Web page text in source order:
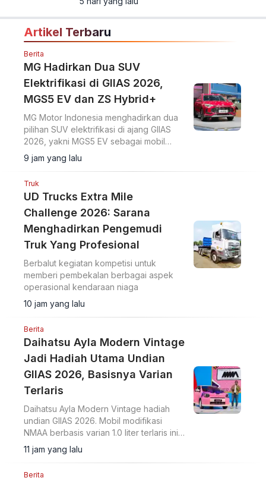
Artikel Terbaru
Berita
MG Hadirkan Dua SUV
Elektrifikasi di GIIAS 2026,
MGS5 EV dan ZS Hybrid+
MG Motor Indonesia menghadirkan dua
pilihan SUV elektrifikasi di ajang GIIAS
2026, yakni MGS5 EV sebagai mobil
listrik murni dan MG ZS Hybrid+ yang
mengusung teknologi full hybrid.
9 jam yang lalu
Truk
UD Trucks Extra Mile
Challenge 2026: Sarana
Menghadirkan Pengemudi
Truk Yang Profesional
Berbalut kegiatan kompetisi untuk
memberi pembekalan berbagai aspek
operasional kendaraan niaga
10 jam yang lalu
Berita
Daihatsu Ayla Modern Vintage
Jadi Hadiah Utama Undian
GIIAS 2026, Basisnya Varian
Terlaris
Daihatsu Ayla Modern Vintage hadiah
undian GIIAS 2026. Mobil modifikasi
NMAA berbasis varian 1.0 liter terlaris ini
diundi di hadapan pengunjung dan
dimenangkan konsumen dari Lampung.
11 jam yang lalu
Berita